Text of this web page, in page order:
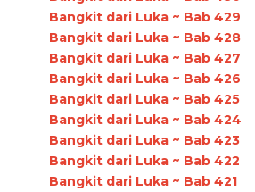
Bangkit dari Luka ~ Bab 429
Bangkit dari Luka ~ Bab 428
Bangkit dari Luka ~ Bab 427
Bangkit dari Luka ~ Bab 426
Bangkit dari Luka ~ Bab 425
Bangkit dari Luka ~ Bab 424
Bangkit dari Luka ~ Bab 423
Bangkit dari Luka ~ Bab 422
Bangkit dari Luka ~ Bab 421